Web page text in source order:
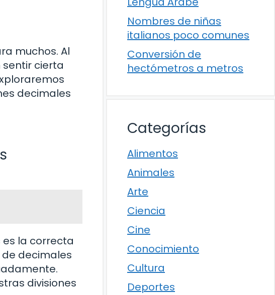
muchos. Al
cierta
decimales
la correcta
decimales
divisiones
Nombres de niñas
italianos poco comunes
Conversión de
hectómetros a metros
Categorías
Alimentos
Animales
Arte
Ciencia
Cine
Conocimiento
Cultura
Deportes